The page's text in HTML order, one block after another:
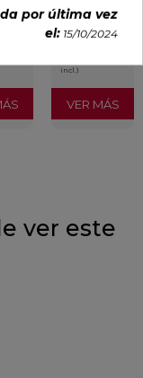
PVP
30,13 €
incl.)
VER MÁS
ver este
por última vez
el: 15/10/2024